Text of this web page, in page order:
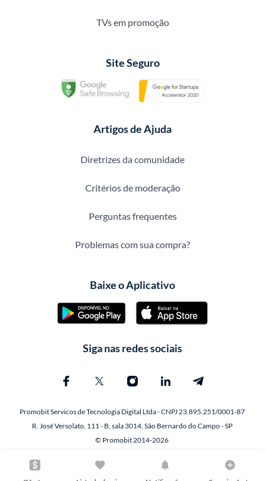
TVs em promoção
Site Seguro
Artigos de Ajuda
Diretrizes da comunidade
Critérios de moderação
Perguntas frequentes
Problemas com sua compra?
Baixe o Aplicativo
Siga nas redes sociais
Promobit Servicos de Tecnologia Digital Ltda - CNPJ 23.895.251/0001-87
R. José Versolato, 111 - B, sala 3014, São Bernardo do Campo - SP
© Promobit 2014-2026